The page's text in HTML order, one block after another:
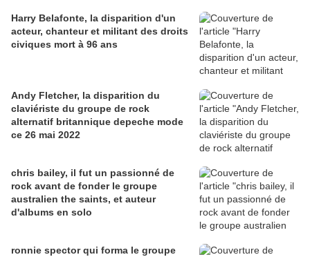
Harry Belafonte, la disparition d'un
acteur, chanteur et militant des droits
civiques mort à 96 ans
Andy Fletcher, la disparition du
claviériste du groupe de rock
alternatif britannique depeche mode
ce 26 mai 2022
chris bailey, il fut un passionné de
rock avant de fonder le groupe
australien the saints, et auteur
d'albums en solo
ronnie spector qui forma le groupe